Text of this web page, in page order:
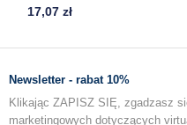
Wydawcy
Przegląd rozdziału:
17,07 zł
Newsletter - rabat 10%
Klikając ZAPISZ SIĘ, zgadzasz
marketingowych dotyczących